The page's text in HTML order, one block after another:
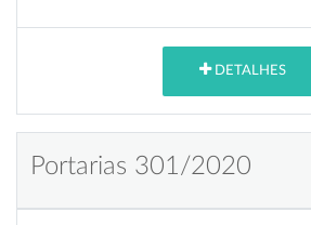
DETALHES
Portarias 301/2020